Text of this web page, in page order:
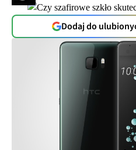
Dodaj do